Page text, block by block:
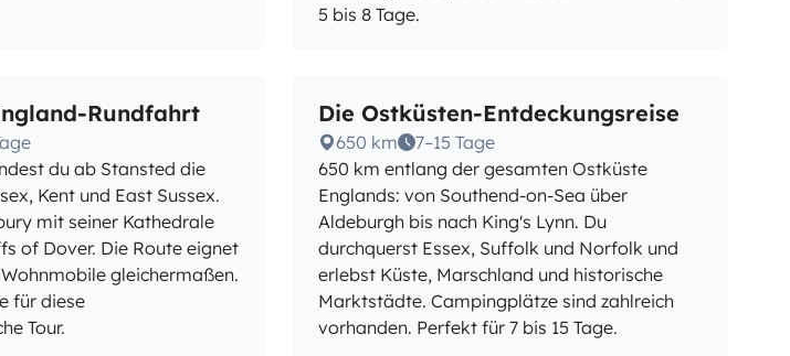
5 bis 8 Tage.
Rundfahrt
du ab Stansted die
Kent und East Sussex.
mit seiner Kathedrale
of Dover. Die Route eignet
gleichermaßen.
für diese
Tour.
Die Ostküsten-Entdeckungsreise
650 km
7–15 Tage
650 km entlang der gesamten Ostküste
Englands: von Southend-on-Sea über
Aldeburgh bis nach King's Lynn. Du
durchquerst Essex, Suffolk und Norfolk und
erlebst Küste, Marschland und historische
Marktstädte. Campingplätze sind zahlreich
vorhanden. Perfekt für 7 bis 15 Tage.